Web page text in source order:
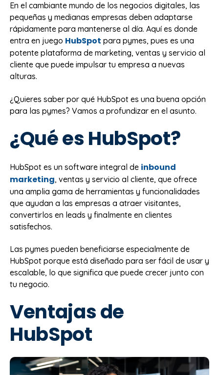
En el cambiante mundo de los negocios digitales, las
pequeñas y medianas empresas deben adaptarse
rápidamente para mantenerse al día. Aquí es donde
entra en juego HubSpot para pymes, pues es una
potente plataforma de marketing, ventas y servicio al
cliente que puede impulsar tu empresa a nuevas
alturas.
¿Quieres saber por qué HubSpot es una buena opción
para las pymes? Vamos a profundizar en el asunto.
¿Qué es HubSpot?
HubSpot es un software integral de inbound
marketing, ventas y servicio al cliente, que ofrece
una amplia gama de herramientas y funcionalidades
que ayudan a las empresas a atraer visitantes,
convertirlos en leads y finalmente en clientes
satisfechos.
Las pymes pueden beneficiarse especialmente de
HubSpot porque está diseñado para ser fácil de usar y
escalable, lo que significa que puede crecer junto con
tu negocio.
Ventajas de
HubSpot